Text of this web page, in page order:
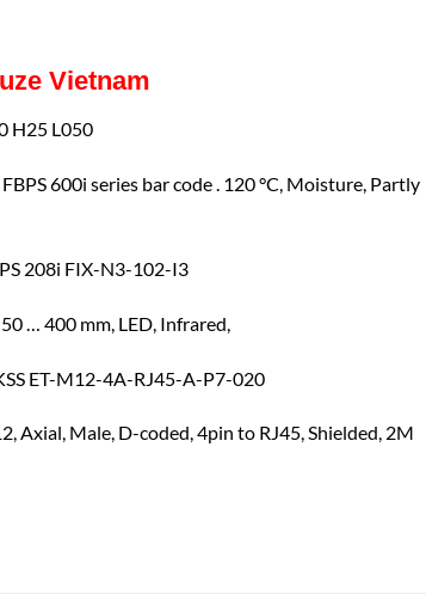
Vietnam
H25 L050
600i series bar code . 120 °C, Moisture, Partly
208i FIX-N3-102-I3
… 400 mm, LED, Infrared,
ET-M12-4A-RJ45-A-P7-020
Axial, Male, D-coded, 4pin to RJ45, Shielded, 2M